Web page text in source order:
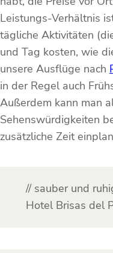
Leistungs-Verhältnis
tägliche Aktivitäten
und Tag kosten, wie
unsere Ausflüge nach
in der Regel auch
Außerdem kann man
Sehenswürdigkeiten
zusätzliche Zeit
// sauber und
Hotel Brisas del